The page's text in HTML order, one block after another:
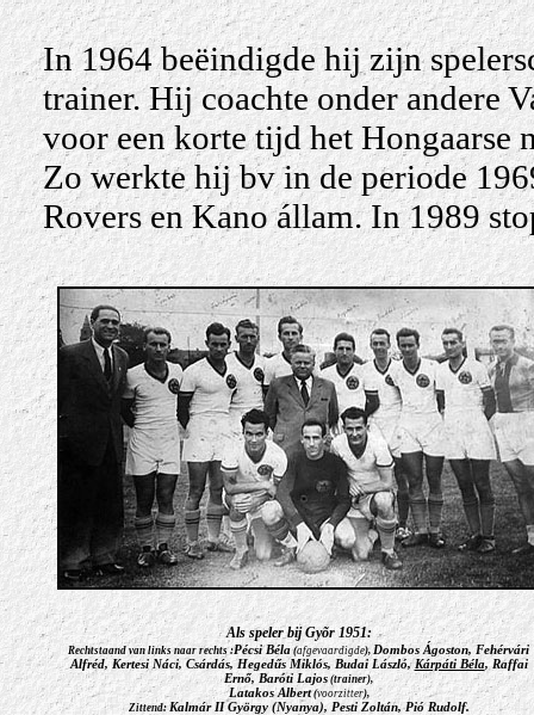
In 1964 beëindigde hij zijn
trainer. Hij coachte onder andere
voor een korte tijd het
Zo werkte hij bv in de periode
Rovers en Kano állam. In 1989
Als speler bij Gyõr 1951:
Rechtstaand van links naar rechts :Pécsi Béla(afgevaardigde), Dombos Ágoston, Fehérvári
Alfréd, Kertesi Náci, Csárdás, Hegedűs Miklós, Budai László,Kárpáti Béla, Raffai
Ernő, Baróti Lajos (trainer),
Latakos Albert(voorzitter),
Zittend: Kalmár II György (Nyanya), Pesti Zoltán, Pió Rudolf.